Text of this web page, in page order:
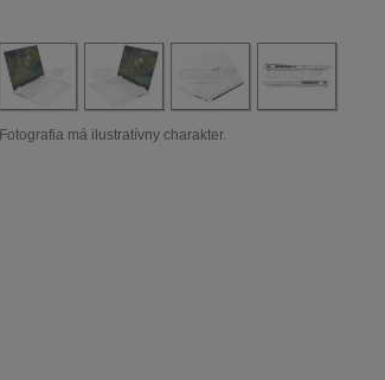
Fotografia má ilustratívny charakter.